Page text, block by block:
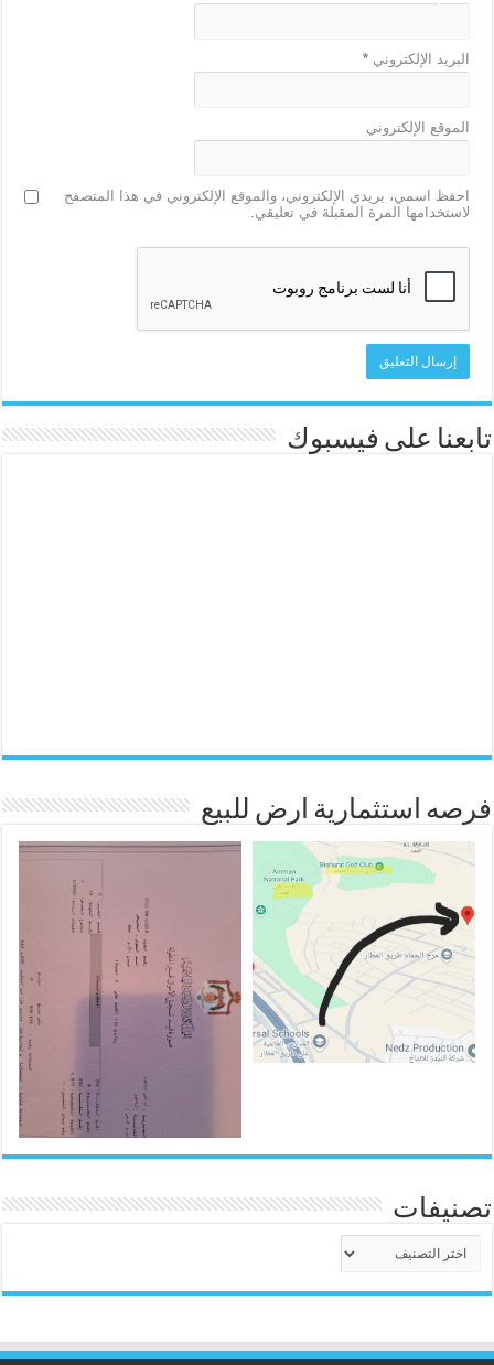
البريد الإلكتروني*
الموقع الإلكتروني
احفظ اسمي، بريدي الإلكتروني، والموقع الإلكتروني في هذا المتصفح
لاستخدامها المرة المقبلة في تعليقي.
تابعنا على فيسبوك
فرصه استثمارية ارض للبيع
تصنيفات
تصنيفات